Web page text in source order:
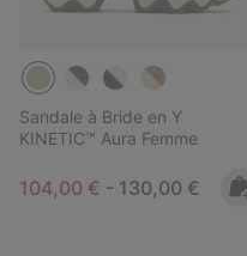
Sandale à Bride en Y
KINETIC™ Aura Femme
Minimum sale price:
104,00 € - Maximum
130,00 €